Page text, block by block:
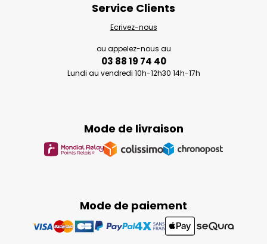
Mode de paiement
Mode de livraison
Service Clients
Ecrivez-nous
ou appelez-nous au
03 88 19 74 40
Lundi au vendredi 10h-12h30 14h-17h